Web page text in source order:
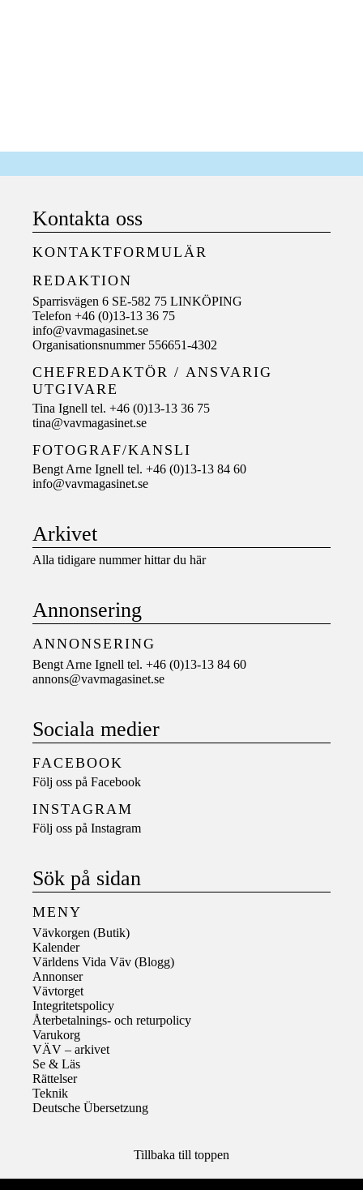
Kontakta oss
KONTAKTFORMULÄR
REDAKTION
Sparrisvägen 6 SE-582 75 LINKÖPING
Telefon +46 (0)13-13 36 75
info@vavmagasinet.se
Organisationsnummer 556651-4302
CHEFREDAKTÖR / ANSVARIG
UTGIVARE
Tina Ignell tel. +46 (0)13-13 36 75
tina@vavmagasinet.se
FOTOGRAF/KANSLI
Bengt Arne Ignell tel. +46 (0)13-13 84 60
info@vavmagasinet.se
Arkivet
Alla tidigare nummer hittar du här
Annonsering
ANNONSERING
Bengt Arne Ignell tel. +46 (0)13-13 84 60
annons@vavmagasinet.se
Sociala medier
FACEBOOK
Följ oss på Facebook
INSTAGRAM
Följ oss på Instagram
Sök på sidan
MENY
Vävkorgen (Butik)
Kalender
Världens Vida Väv (Blogg)
Annonser
Vävtorget
Integritetspolicy
Återbetalnings- och returpolicy
Varukorg
VÄV – arkivet
Se & Läs
Rättelser
Teknik
Deutsche Übersetzung
Tillbaka till toppen